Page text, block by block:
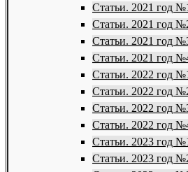
Статьи. 2021 год
Статьи. 2021 год
Статьи. 2021 год
Статьи. 2021 год
Статьи. 2022 год
Статьи. 2022 год
Статьи. 2022 год
Статьи. 2022 год
Статьи. 2023 год
Статьи. 2023 год